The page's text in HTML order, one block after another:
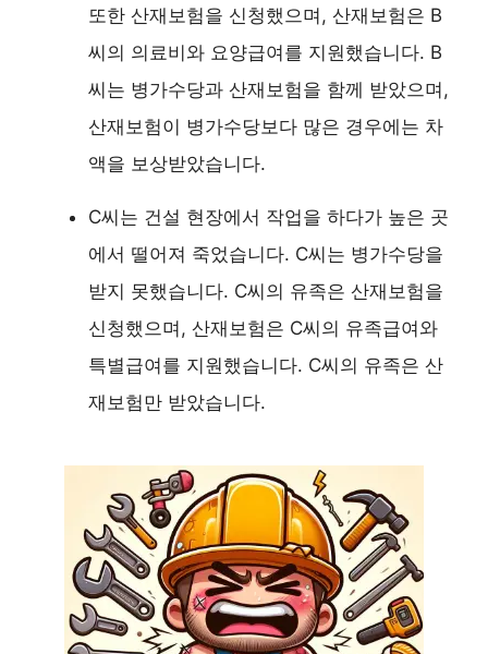
또한 산재보험을 신청했으며, 산재보험은 B
씨의 의료비와 요양급여를 지원했습니다. B
씨는 병가수당과 산재보험을 함께 받았으며,
산재보험이 병가수당보다 많은 경우에는 차
액을 보상받았습니다.
C씨는 건설 현장에서 작업을 하다가 높은 곳
에서 떨어져 죽었습니다. C씨는 병가수당을
받지 못했습니다. C씨의 유족은 산재보험을
신청했으며, 산재보험은 C씨의 유족급여와
특별급여를 지원했습니다. C씨의 유족은 산
재보험만 받았습니다.